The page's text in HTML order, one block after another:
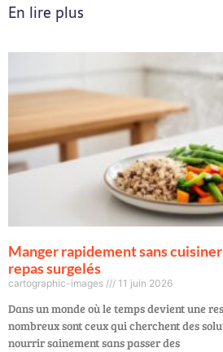
En lire plus
Manger rapidement sans
repas surgelés
cartographic-images 11 juin 2026
Dans un monde où le temps devient une
nombreux sont ceux qui cherchent des
nourrir sainement sans passer des